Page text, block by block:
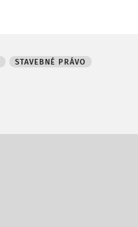
STAVEBNÉ PRÁVO